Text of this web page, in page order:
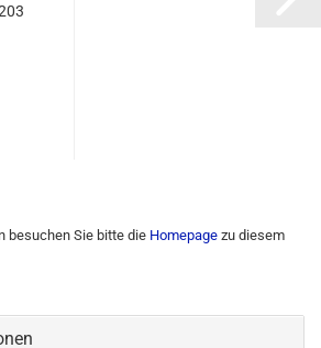
besuchen Sie bitte die Homepage zu diesem